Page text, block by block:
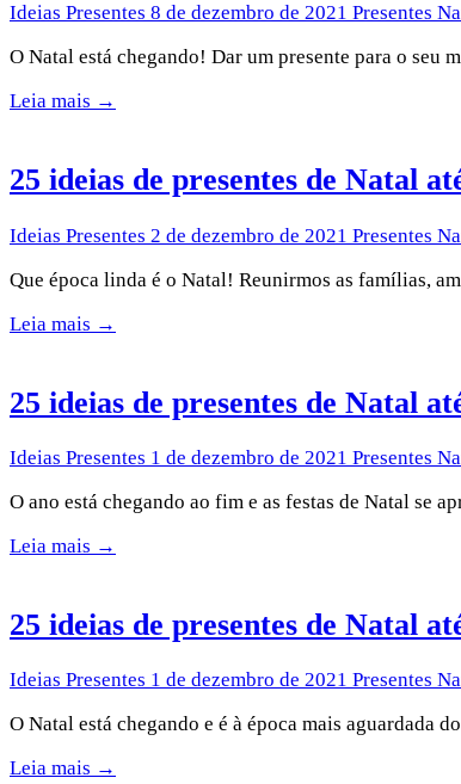
Ideias Presentes 8 de dezembro de 2021 Presentes
O Natal está chegando! Dar um presente para o seu
Leia mais →
25 ideias de presentes de Natal
Ideias Presentes 2 de dezembro de 2021 Presentes
Que época linda é o Natal! Reunirmos as famílias,
Leia mais →
25 ideias de presentes de Natal
Ideias Presentes 1 de dezembro de 2021 Presentes
O ano está chegando ao fim e as festas de Natal se
Leia mais →
25 ideias de presentes de Natal
Ideias Presentes 1 de dezembro de 2021 Presentes
O Natal está chegando e é à época mais aguardada
Leia mais →